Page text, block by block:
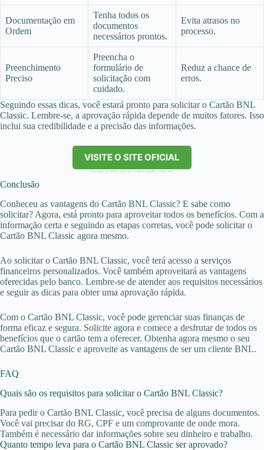
Documentação em
Ordem
Tenha todos os
documentos
necessários prontos.
Evita atrasos no
processo.
Preenchimento
Preciso
Preencha o
formulário de
solicitação com
cuidado.
Reduz a chance de
erros.
Seguindo essas dicas, você estará pronto para solicitar o Cartão BNL
Classic. Lembre-se, a aprovação rápida depende de muitos fatores. Isso
inclui sua credibilidade e a precisão das informações.
VISITE O SITE OFICIAL
Clicando no botão você será redirecionado a outro site.
Conclusão
Conheceu as vantagens do Cartão BNL Classic? E sabe como
solicitar? Agora, está pronto para aproveitar todos os benefícios. Com a
informação certa e seguindo as etapas corretas, você pode solicitar o
Cartão BNL Classic agora mesmo.
Ao solicitar o Cartão BNL Classic, você terá acesso a serviços
financeiros personalizados. Você também aproveitará as vantagens
oferecidas pelo banco. Lembre-se de atender aos requisitos necessários
e seguir as dicas para obter uma aprovação rápida.
Com o Cartão BNL Classic, você pode gerenciar suas finanças de
forma eficaz e segura. Solicite agora e comece a desfrutar de todos os
benefícios que o cartão tem a oferecer. Obtenha agora mesmo o seu
Cartão BNL Classic e aproveite as vantagens de ser um cliente BNL.
FAQ
Quais são os requisitos para solicitar o Cartão BNL Classic?
Para pedir o Cartão BNL Classic, você precisa de alguns documentos.
Você vai precisar do RG, CPF e um comprovante de onde mora.
Também é necessário dar informações sobre seu dinheiro e trabalho.
Quanto tempo leva para o Cartão BNL Classic ser aprovado?